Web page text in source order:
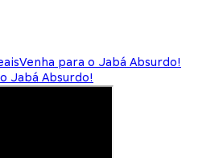
Venha para o Jabá Absurdo!
Jabá Absurdo!